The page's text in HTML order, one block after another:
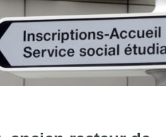
"Le conseil des recteurs